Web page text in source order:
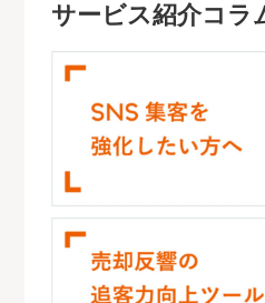
サービス紹介コラ